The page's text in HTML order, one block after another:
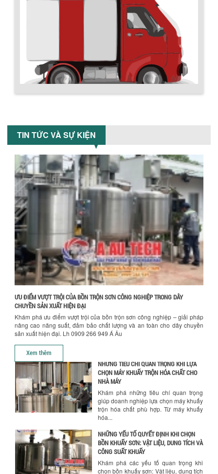
Hướng dẫn thanh toán mua hàng
TIN TỨC VÀ SỰ KIỆN
ƯU ĐIỂM VƯỢT TRỘI CỦA BỒN TRỘN SƠN CÔNG NGHIỆP TRONG DÂY
CHUYỀN SẢN XUẤT HIỆN ĐẠI
Khám phá ưu điểm vượt trội của bồn trộn sơn công nghiệp – giải pháp
nâng cao năng suất, đảm bảo chất lượng và an toàn cho dây chuyền
sản xuất hiện đại. Lh 0909 266 949 Á Âu
Xem thêm
Bồn chứa giải nhiệt sơn, mực in có cấu
tạo gồm 2 lớp inox và được dùng để
làm giảm nhiệt độ của nguyên...
MÁY TRỘN BỘT KHÔ 500KG
Máy trộn bột khô 500kg được thiết kế
thân bồn nằm ngang, với cánh trộn bột
xoay đảo thuận nghịch. Vật liệu...
trộn các loại bột khô trong các ngành...
VÌ SAO DOANH NGHIỆP NÊN CHỌN MÁY
NGHIỀN MÀU SƠN Á ÂU?
Khám phá lý do doanh nghiệp nên
chọn máy nghiền màu sơn Á Âu: hiệu
suất cao, kiểm soát nhiệt tốt, tiết kiệm
ƯU ĐÃI ĐẶC BIỆT: GIÁ MÁY KHUẤY SƠN
CÔNG NGHIỆP GIẢM SỐC
Ưu đãi đặc biệt: Giá máy khuấy sơn
công nghiệp giảm sốc lên đến 20%.
Tiết kiệm chi phí, nhận ngay máy
khuấy...
TỐI ƯU CHI PHÍ SẢN XUẤT VỚI MÁY TRỘN
Khám phá cách máy trộn sơn công
nghiệp giúp doanh nghiệp tiết kiệm
nguyên liệu, nhân công và chi phí vận
NHỮNG TIÊU CHÍ QUAN TRỌNG KHI LỰA
CHỌN MÁY KHUẤY TRỘN HÓA CHẤT CHO
NHÀ MÁY
Khám phá những tiêu chí quan trọng
giúp doanh nghiệp lựa chọn máy khuấy
trộn hóa chất phù hợp. Từ máy khuấy
hóa...
NHỮNG YẾU TỐ QUYẾT ĐỊNH KHI CHỌN
BỒN KHUẤY SƠN: VẬT LIỆU, DUNG TÍCH VÀ
CÔNG SUẤT KHUẤY
Khám phá các yếu tố quan trọng khi
chọn bồn khuấy sơn: Vật liệu, dung tích